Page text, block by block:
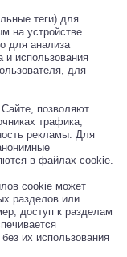
теги) для
на устройстве
для анализа
и использования
для
позволяют
трафика,
рекламы. Для
в файлах cookie.
cookie может
разделов или
доступ к разделам
их использования